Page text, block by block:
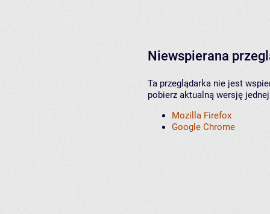
Niewspierana
Ta przeglądarka nie jest
pobierz aktualną wersję
Mozilla Firefox
Google Chrome